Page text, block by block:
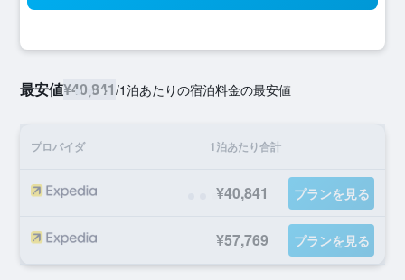
最安値¥40,841/1泊あたりの宿泊料金の最安値
プロバイダ 1泊あたり合計
¥40,841 プランを見る
¥57,769 プランを見る